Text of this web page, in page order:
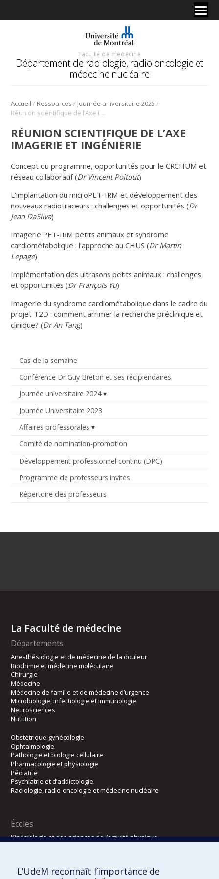
Faculté de médecine
Département de radiologie, radio-oncologie et
médecine nucléaire
Accueil / Ressources / Journée universitaire 2025 /
Réunion scientifique de l’Axe imagerie et ingénierie
Cas de la semaine
Conférence Dr Guy Breton et ses récipiendaires
Journée universitaire 2024
Journée Universitaire 2023
Affaires professorales
Comité de nomination-promotion
Développement professionnel continu (DPC)
Programme de professeurs invités
Répertoire des professeurs
RÉUNION SCIENTIFIQUE DE L’AXE
IMAGERIE ET INGÉNIERIE
Concept du programme, opportunités pour le CRCHUM et
réseau collaboratif (Dr Vincent Poitout)
L’implantation du microPET-IRM et développement des
nouveaux radiotraceurs : challenges et opportunités (Dr
Jean DaSilva)
Imagerie PET-IRM petits animaux et syndrome
cardiométabolique : l’approche au CHUS (Dr Martin
Lepage)
Implémentation des ultrasons petits animaux : challenges
et opportunités (Dr François Yu)
Imagerie du syndrome cardiométabolique dans le cadre du
projet T2D : comment arrimer la recherche préclinique et
clinique? (Dr An Tang)
La Faculté de médecine
Départements
Anesthésiologie et de médecine de la douleur
Biochimie et médecine moléculaire
Chirurgie
Médecine
Médecine de famille et de médecine d’urgence
Microbiologie, infectiologie et immunologie
Neurosciences
Nutrition
Obstétrique-gynécologie
Ophtalmologie
Pathologie et biologie cellulaire
Pharmacologie et physiologie
Pédiatrie
Psychiatrie et d’addictologie
Radiologie, radio-oncologie et médecine nucléaire
Écoles
Kinésiologie et des sciences de l’activité physique
L’UdeM reconnaît l’importance de